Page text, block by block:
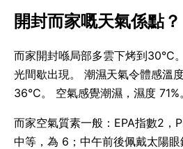
開封而家嘅天氣係點？
而家開封喺局部多雲下烤到30°C
光間歇出現。 潮濕天氣令體感
36°C。 空氣感覺潮濕，濕度 71%。
而家空氣質素一般：EPA指數2，
中等，為 6；中午前後佩戴太陽